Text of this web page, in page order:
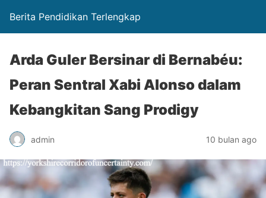
Berita Pendidikan Terlengkap
Arda Guler Bersinar di Bernabéu:
Peran Sentral Xabi Alonso dalam
Kebangkitan Sang Prodigy
admin 10 bulan ago